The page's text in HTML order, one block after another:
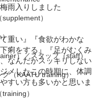
）
）
）／スタッフ（staff）
（KAATU training）
）
雨入りしました
重い』『食欲がわかな
痢をする』『足がむくみ
なんだかスッキリしない
メしたこの時期に、体調
すい方も多いかと思いま